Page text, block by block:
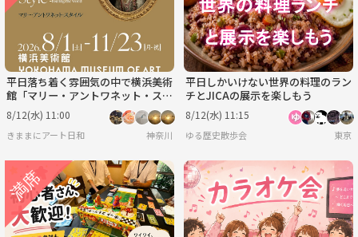
平日落ち着く雰囲気の中で横浜美術
館「マリー・アントワネット・スタ
イル」展鑑賞＆ランチ会🍽️美術仲
間と
8/12(水) 11:00
きままにアート日和 神奈川
平日しかいけない世界の料理のラン
チとJICAの展示を楽しもう
8/12(水) 11:15
ゆる歴史散歩会 東京